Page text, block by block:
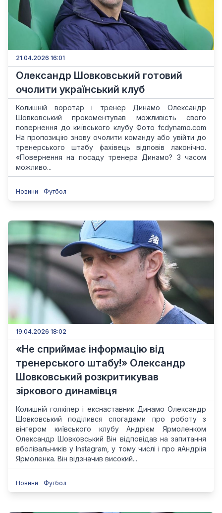
21.04.2026 16:01
Олександр Шовковський готовий
очолити український клуб
Колишній воротар і тренер Динамо Олександр
Шовковський прокоментував можливість свого
повернення до київського клубу Фото fcdynamo.com
На пропозицію знову очолити команду або увійти до
тренерського штабу фахівець відповів лаконічно.
«Повернення на посаду тренера Динамо? З часом
можливо...
Новини Футбол
19.04.2026 18:02
«Не сприймає інформацію від
тренерського штабу!» Олександр
Шовковський розкритикував
зіркового динамівця
Колишній голкіпер і екснаставник Динамо Олександр
Шовковський поділився спогадами про роботу з
вінгером київського клубу Андрієм Ярмоленком
Олександр Шовковський Він відповідав на запитання
вболівальників у Instagram, у тому числі і про яАндріія
Ярмоленка. Він відзначив високий...
Новини Футбол